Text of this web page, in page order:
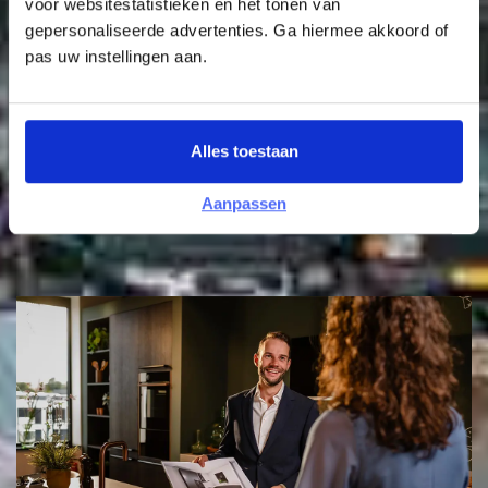
gepersonaliseerde advertenties. Ga hiermee akkoord of
pas uw instellingen aan.
Alles toestaan
Aanpassen
Bouwbedrijf Schrijver
Bouwbedrijf Selekthuis
Aannemersbedrijf Van de Velde
Witte Raaf (Heijmans Bouw)
Bouwbedrijf Van de Kolk
Uitgelicht